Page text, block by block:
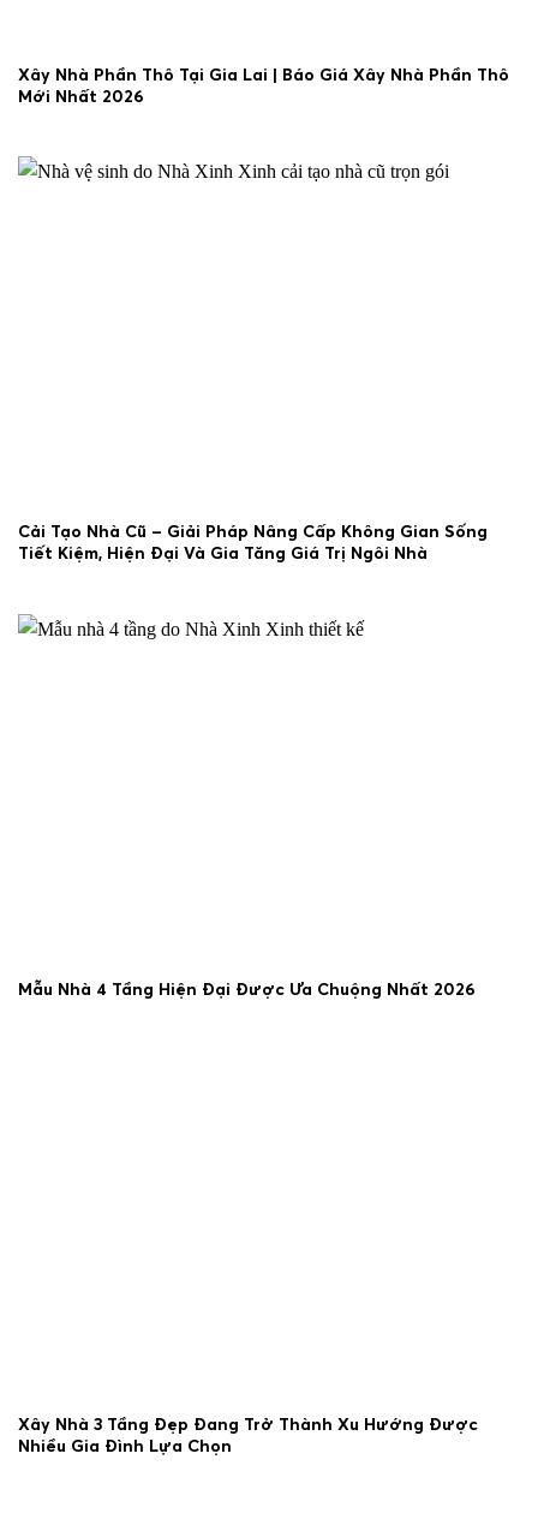
Xây Nhà Phần Thô Tại Gia Lai | Báo Giá Xây Nhà Phần Thô
Mới Nhất 2026
Cải Tạo Nhà Cũ – Giải Pháp Nâng Cấp Không Gian Sống
Tiết Kiệm, Hiện Đại Và Gia Tăng Giá Trị Ngôi Nhà
Mẫu Nhà 4 Tầng Hiện Đại Được Ưa Chuộng Nhất 2026
Xây Nhà 3 Tầng Đẹp Đang Trở Thành Xu Hướng Được
Nhiều Gia Đình Lựa Chọn